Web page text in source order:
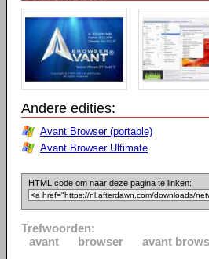
Andere edities:
Avant Browser (portable)
Avant Browser Ultimate
HTML code om naar deze pagina te linken:
Trefwoorden:
avant
browser avant